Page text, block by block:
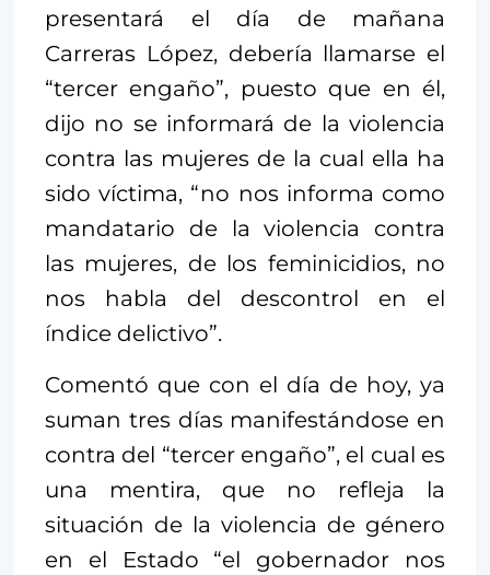
presentará el día de mañana
Carreras López, debería llamarse el
“tercer engaño”, puesto que en él,
dijo no se informará de la violencia
contra las mujeres de la cual ella ha
sido víctima, “no nos informa como
mandatario de la violencia contra
las mujeres, de los feminicidios, no
nos habla del descontrol en el
índice delictivo”.
Comentó que con el día de hoy, ya
suman tres días manifestándose en
contra del “tercer engaño”, el cual es
una mentira, que no refleja la
situación de la violencia de género
en el Estado “el gobernador nos